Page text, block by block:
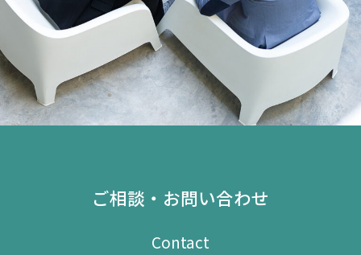
ご相談・お問い合わせ
Contact